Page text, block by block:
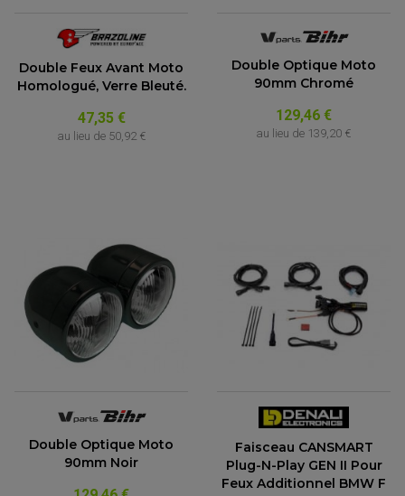
Double Feux Avant Moto
Homologué, Verre Bleuté.
47,35 €
au lieu de 50,92 €
Double Optique Moto
90mm Chromé
129,46 €
au lieu de 139,20 €
Double Optique Moto
90mm Noir
Faisceau CANSMART
Plug-N-Play GEN II Pour
Feux Additionnel BMW F